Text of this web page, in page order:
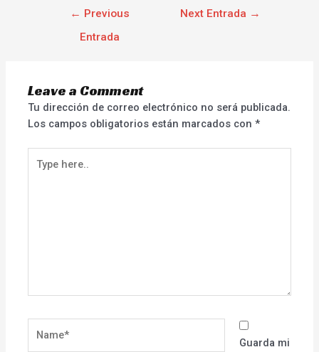
← Previous
Entrada
Next Entrada →
Leave a Comment
Tu dirección de correo electrónico no será publicada.
Los campos obligatorios están marcados con*
here..
Guarda mi